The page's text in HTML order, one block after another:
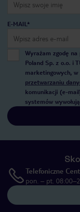
E-MAIL*
Wyrażam zgodę
Poland Sp. z o.o. i
marketingowych,
przetwarzaniu
komunikacji (e-
systemów
Telefoniczne
pon. – pt.